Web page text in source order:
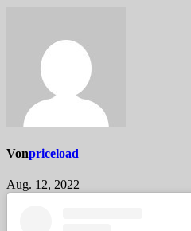
Vonpriceload
Aug. 12, 2022